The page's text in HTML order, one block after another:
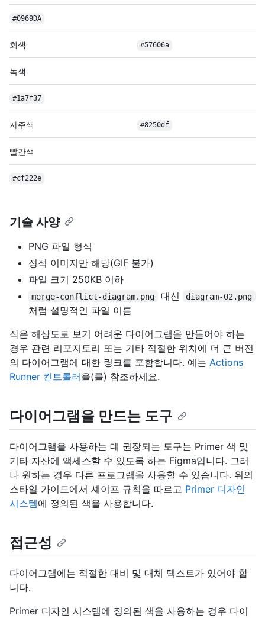
#0969DA
회색 #57606a
녹색
#1a7f37
자주색 #8250df
빨간색
#cf222e
기술 사양
PNG 파일 형식
정적 이미지만 해당(GIF 불가)
파일 크기 250KB 이하
merge-conflict-diagram.png 대신 diagram-02.png
처럼 설명적인 파일 이름
작은 해상도로 보기 어려운 다이어그램을 만들어야 하는
경우 관련 리포지토리 또는 기타 적절한 위치에 더 큰 버전
의 다이어그램에 대한 링크를 포함합니다. 예는 Actions
Runner 컨트롤러을(를) 참조하세요.
다이어그램을 만드는 도구
다이어그램을 사용하는 데 권장되는 도구는 Primer 색 및
기타 자산에 액세스할 수 있도록 하는 Figma입니다. 그러
나 원하는 경우 다른 프로그램을 사용할 수 있습니다. 위의
스타일 가이드에서 셰이프 규칙을 따르고 Primer 디자인
시스템에 정의된 색을 사용합니다.
접근성
다이어그램에는 적절한 대비 및 대체 텍스트가 있어야 합
니다.
Primer 디자인 시스템에 정의된 색을 사용하는 경우 다이